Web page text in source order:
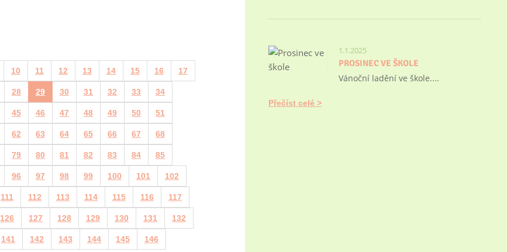
10 11 12 13 14 15 16 17
28 29 30 31 32 33 34
45 46 47 48 49 50 51
62 63 64 65 66 67 68
79 80 81 82 83 84 85
96 97 98 99 100 101 102
111 112 113 114 115 116 117
126 127 128 129 130 131 132
141 142 143 144 145 146
1.1.2025
PROSINEC VE ŠKOLE
Vánoční ladění ve škole....
Přečíst celé